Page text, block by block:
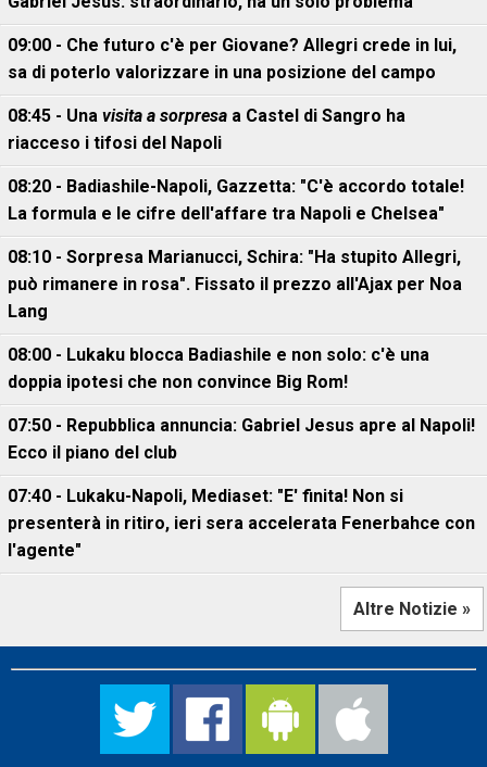
09:00 - Che futuro c'è per Giovane? Allegri crede in lui,
sa di poterlo valorizzare in una posizione del campo
08:45 - Una visita a sorpresa a Castel di Sangro ha
riacceso i tifosi del Napoli
08:20 - Badiashile-Napoli, Gazzetta: "C'è accordo totale!
La formula e le cifre dell'affare tra Napoli e Chelsea"
08:10 - Sorpresa Marianucci, Schira: "Ha stupito Allegri,
può rimanere in rosa". Fissato il prezzo all'Ajax per Noa
Lang
08:00 - Lukaku blocca Badiashile e non solo: c'è una
doppia ipotesi che non convince Big Rom!
07:50 - Repubblica annuncia: Gabriel Jesus apre al Napoli!
Ecco il piano del club
07:40 - Lukaku-Napoli, Mediaset: "E' finita! Non si
presenterà in ritiro, ieri sera accelerata Fenerbahce con
l'agente"
Altre Notizie »